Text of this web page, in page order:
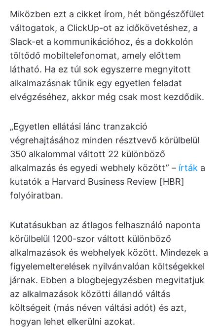
Miközben ezt a cikket írom, hét böngészőfület
váltogatok, a ClickUp-ot az időkövetéshez, a
Slack-et a kommunikációhoz, és a dokkolón
töltődő mobiltelefonomat, amely előttem
látható. Ha ez túl sok egyszerre megnyitott
alkalmazásnak tűnik egy egyetlen feladat
elvégzéséhez, akkor még csak most kezdődik.
„Egyetlen ellátási lánc tranzakció
végrehajtásához minden résztvevő körülbelül
350 alkalommal váltott 22 különböző
alkalmazás és egyedi webhely között” – írták a
kutatók a Harvard Business Review [HBR]
folyóiratban.
Kutatásukban az átlagos felhasználó naponta
körülbelül 1200-szor váltott különböző
alkalmazások és webhelyek között. Mindezek a
figyelemelterelések nyilvánvalóan költségekkel
járnak. Ebben a blogbejegyzésben megvitatjuk
az alkalmazások közötti állandó váltás
költségeit (más néven váltási adót) és azt,
hogyan lehet elkerülni azokat.